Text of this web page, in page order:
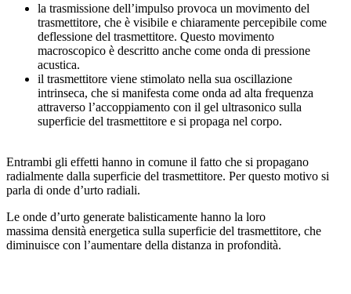
la trasmissione dell’impulso provoca un movimento del
trasmettitore, che è visibile e chiaramente percepibile come
deflessione del trasmettitore. Questo movimento
macroscopico è descritto anche come onda di pressione
acustica.
il trasmettitore viene stimolato nella sua oscillazione
intrinseca, che si manifesta come onda ad alta frequenza
attraverso l’accoppiamento con il gel ultrasonico sulla
superficie del trasmettitore e si propaga nel corpo.
Entrambi gli effetti hanno in comune il fatto che si propagano
radialmente dalla superficie del trasmettitore. Per questo motivo si
parla di onde d’urto radiali.
Le onde d’urto generate balisticamente hanno la loro
massima densità energetica sulla superficie del trasmettitore, che
diminuisce con l’aumentare della distanza in profondità.